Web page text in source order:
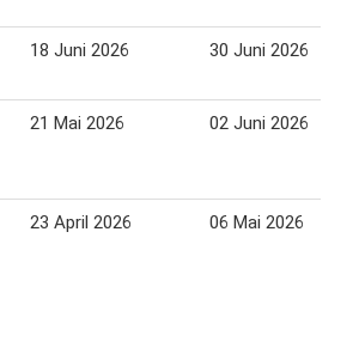
18 Juni 2026 30 Juni 2026
21 Mai 2026 02 Juni 2026
23 April 2026 06 Mai 2026